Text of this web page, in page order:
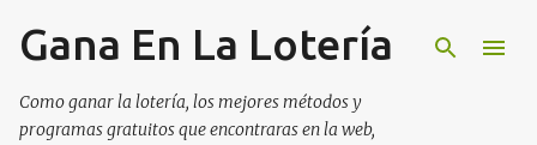
Ir al contenido principal
Gana En La Lotería
Como ganar la lotería, los mejores métodos y
programas gratuitos que encontraras en la web,